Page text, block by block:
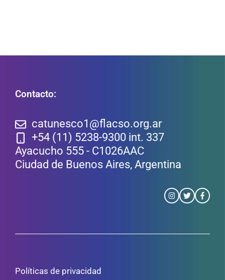
Contacto:
catunesco1@flacso.org.ar
+54 (11) 5238-9300 int. 337
Ayacucho 555 - C1026AAC
Ciudad de Buenos Aires, Argentina
Políticas de privacidad